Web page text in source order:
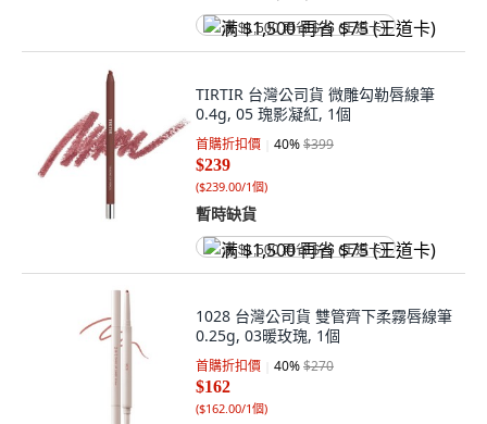
满 $1,500 再省 $75 (王道卡)
TIRTIR 台灣公司貨 微雕勾勒唇線筆
0.4g, 05 瑰影凝紅, 1個
首購折扣價 40%$399
$239
($239.00/1個)
暫時缺貨
满 $1,500 再省 $75 (王道卡)
1028 台灣公司貨 雙管齊下柔霧唇線筆
0.25g, 03暖玫瑰, 1個
首購折扣價 40%$270
$162
($162.00/1個)